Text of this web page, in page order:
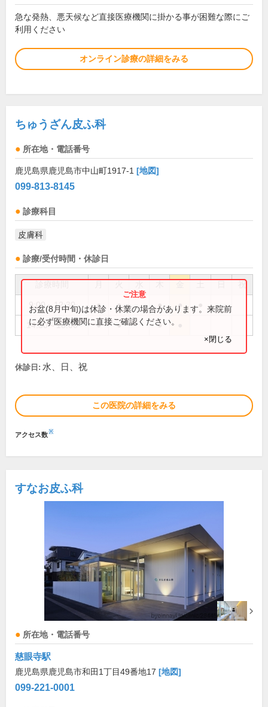
急な発熱、悪天候など直接医療機関に掛かる事が困難な際にご
利用ください
オンライン診療の詳細をみる
ちゅうざん皮ふ科
所在地・電話番号
鹿児島県鹿児島市中山町1917-1 [地図]
099-813-8145
診療科目
皮膚科
診療/受付時間・休診日
祝
9:00～12:30 ● ● ● ●
14:30～18:00 ● ● ●
お盆(8月中旬)は休診・休業の場合があります。来院前
に必ず医療機関に直接ご確認ください。
×閉じる
休診日: 水、日、祝
この医院の詳細をみる
アクセス数※
すなお皮ふ科
所在地・電話番号
慈眼寺駅
鹿児島県鹿児島市和田1丁目49番地17 [地図]
099-221-0001